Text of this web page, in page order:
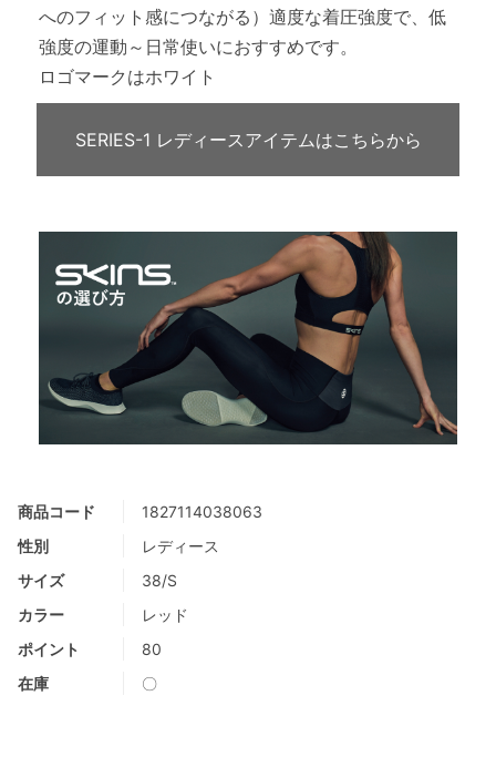
商品コード
1827114038063
性別
レディース
サイズ
38/S
カラー
レッド
ポイント
80
在庫
〇
へのフィット感につながる）適度な着圧強度で、低
強度の運動～日常使いにおすすめです。
ロゴマークはホワイト
SERIES-1 レディースアイテムはこちらから